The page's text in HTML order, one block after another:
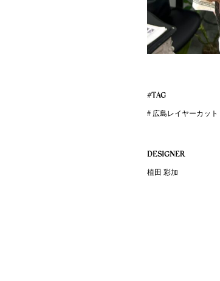
#TAG
# 広島レイヤーカット
DESIGNER
植田 彩加